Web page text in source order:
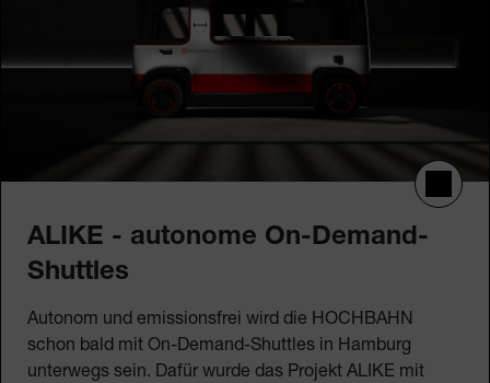
Platform
ALIKE - autonome On-Demand-
Shuttles
Autonom und emissionsfrei wird die HOCHBAHN
schon bald mit On-Demand-Shuttles in Hamburg
unterwegs sein. Dafür wurde das Projekt ALIKE mit